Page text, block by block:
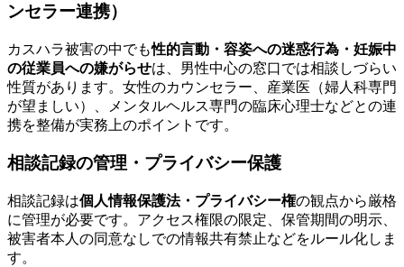
ンセラー連携）
カスハラ被害の中でも性的言動・容姿への迷惑行為・妊娠中
の従業員への嫌がらせは、男性中心の窓口では相談しづらい
性質があります。女性のカウンセラー、産業医（婦人科専門
が望ましい）、メンタルヘルス専門の臨床心理士などとの連
携を整備が実務上のポイントです。
相談記録の管理・プライバシー保護
相談記録は個人情報保護法・プライバシー権の観点から厳格
に管理が必要です。アクセス権限の限定、保管期間の明示、
被害者本人の同意なしでの情報共有禁止などをルール化しま
す。